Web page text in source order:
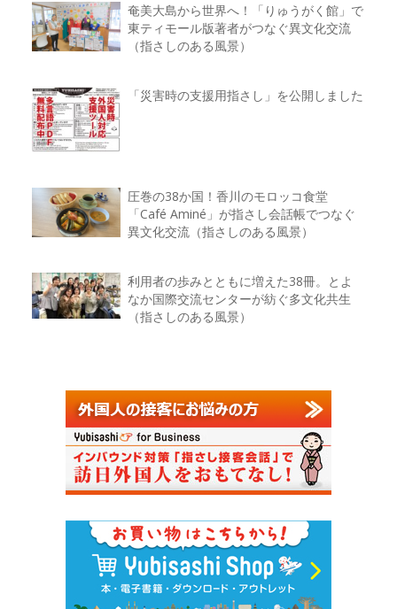
奄美大島から世界へ！「りゅうがく館」で
東ティモール版著者がつなぐ異文化交流
（指さしのある風景）
「災害時の支援用指さし」を公開しました
圧巻の38か国！香川のモロッコ食堂
「Café Aminé」が指さし会話帳でつなぐ
異文化交流（指さしのある風景）
利用者の歩みとともに増えた38冊。とよ
なか国際交流センターが紡ぐ多文化共生
（指さしのある風景）